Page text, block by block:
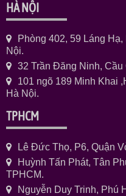
HÀ NỘI
Phòng 402, 59 Láng
Nội.
32 Trần Đăng Ninh, Cầu
101 ngõ 189 Minh Khai
Hà Nội.
TPHCM
Lê Đức Thọ, P6, Quận
Huỳnh Tấn Phát, Tân
TPHCM.
Nguyễn Duy Trinh, Phú